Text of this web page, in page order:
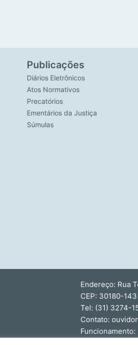
Publicações
Diários Eletrônicos
Atos Normativos
Precatórios
Ementários da Justiça
Súmulas
Endereço: Rua
CEP: 30180-143
Tel: (31) 3274-
Contato:
Funcionamento: